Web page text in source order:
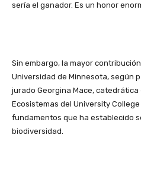
sería el ganador. Es un honor
Sin embargo, la mayor
Universidad de Minnesota, según
jurado Georgina Mace, catedrática
Ecosistemas del University
fundamentos que ha establecido
biodiversidad.